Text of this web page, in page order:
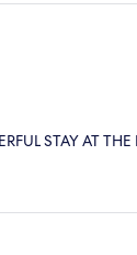
The staff are
is limited. This
there are
Overall, it is a
of
it to other
STAY AT THE